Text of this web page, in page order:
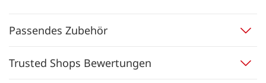
Passendes Zubehör
Trusted Shops Bewertungen